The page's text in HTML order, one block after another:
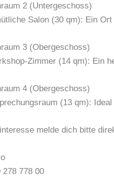
2 (Untergeschoss)
Salon (30 qm): Ein
3 (Obergeschoss)
Zimmer (14 qm): Ein
4 (Obergeschoss)
(13 qm):
melde dich bitte
278 778 00